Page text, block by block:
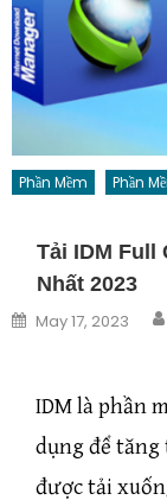
Phần Mềm Phần
Tải IDM Full
Nhất 2023
Posted on
May 17, 2023
IDM là phần
dụng để tăng
được tải